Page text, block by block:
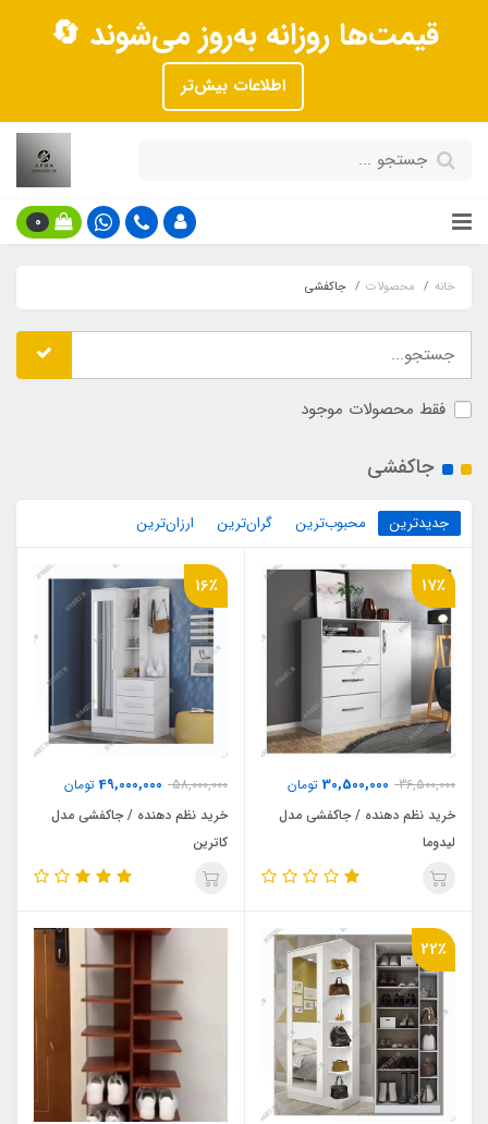
قیمت‌ها روزانه به‌روز می‌شوند 🔄
اطلاعات بیش‌تر
0
خانه محصولات جاکفشی
فقط محصولات موجود
جاکفشی
جدیدترین محبوب‌ترین گران‌ترین ارزان‌ترین
17٪
36,500,000
30,500,000 تومان
خرید نظم دهنده / جاکفشی مدل
لیدوما
16٪
58,000,000
49,000,000تومان
خرید نظم دهنده / جاکفشی مدل
کاترین
22٪